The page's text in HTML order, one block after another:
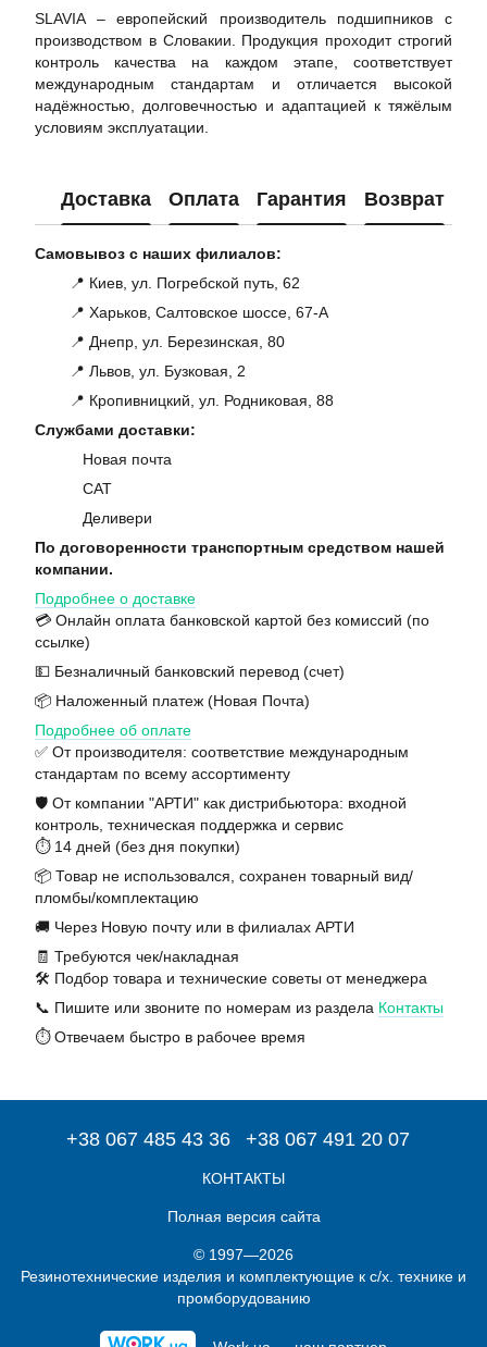
SLAVIA – европейский производитель подшипников с
производством в Словакии. Продукция проходит строгий
контроль качества на каждом этапе, соответствует
международным стандартам и отличается высокой
надёжностью, долговечностью и адаптацией к тяжёлым
условиям эксплуатации.
Доставка Оплата Гарантия Возврат
Самовывоз с наших филиалов:
📍 Киев, ул. Погребской путь, 62
📍 Харьков, Салтовское шоссе, 67-А
📍 Днепр, ул. Березинская, 80
📍 Львов, ул. Бузковая, 2
📍 Кропивницкий, ул. Родниковая, 88
Службами доставки:
Новая почта
САТ
Деливери
По договоренности транспортным средством нашей
компании.
Подробнее о доставке
💳 Онлайн оплата банковской картой без комиссий (по
ссылке)
💵 Безналичный банковский перевод (счет)
📦 Наложенный платеж (Новая Почта)
Подробнее об оплате
✅ От производителя: соответствие международным
стандартам по всему ассортименту
🛡️ От компании "АРТИ" как дистрибьютора: входной
контроль, техническая поддержка и сервис
⏱️ 14 дней (без дня покупки)
📦 Товар не использовался, сохранен товарный вид/
пломбы/комплектацию
🚚 Через Новую почту или в филиалах АРТИ
🧾 Требуются чек/накладная
🛠️ Подбор товара и технические советы от менеджера
📞 Пишите или звоните по номерам из раздела Контакты
⏱️ Отвечаем быстро в рабочее время
+38 067 485 43 36 +38 067 491 20 07
КОНТАКТЫ
Полная версия сайта
© 1997—2026
Резинотехнические изделия и комплектующие к с/х. технике и
промборудованию